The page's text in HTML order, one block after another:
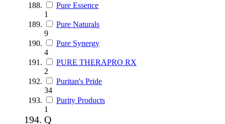
Pure Essence
1
Pure Naturals
9
Pure Synergy
4
PURE THERAPRO RX
2
Puritan's Pride
34
Purity Products
1
Q